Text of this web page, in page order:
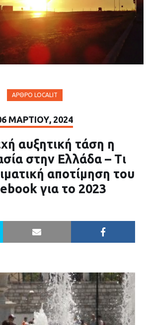
ΆΡΘΡΟ LOCALIT
ΜΑΡΤΊΟΥ, 2024
αυξητική τάση η
στην Ελλάδα – Τι
αποτίμηση του
για το 2023